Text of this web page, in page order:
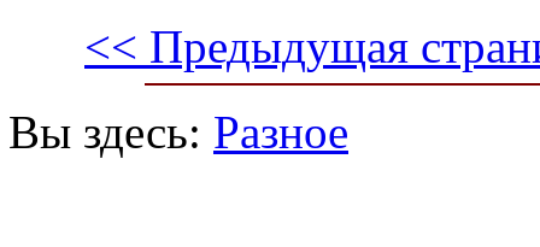
<< Предыдущая
Вы здесь: Разное